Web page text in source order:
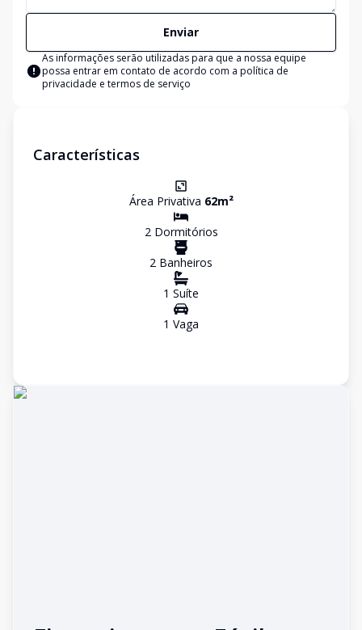
Enviar
As informações serão utilizadas para que a nossa equipe
possa entrar em contato de acordo com a política de
privacidade e termos de serviço
Características
Área Privativa 62m²
2Dormitórios
2 Banheiros
1 Suíte
1 Vaga